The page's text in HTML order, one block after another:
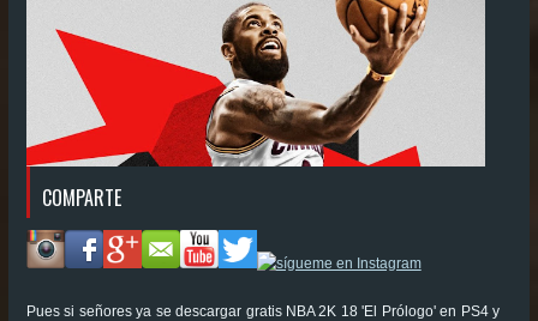
COMPARTE
Pues si señores ya se descargar gratis NBA 2K 18 'El Prólogo' en PS4 y